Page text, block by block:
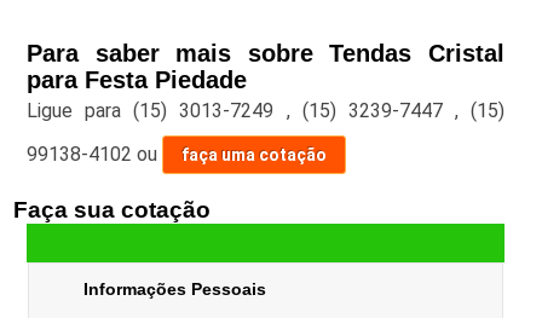
Para saber mais sobre Tendas Cristal
para Festa Piedade
Ligue para(15) 3013-7249 , (15) 3239-7447 ,(15)
99138-4102 ou faça uma cotação
Faça sua cotação
Informações Pessoais